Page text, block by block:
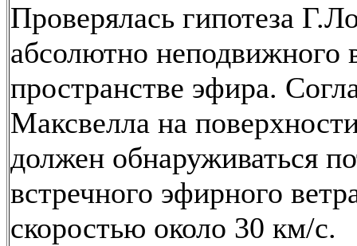
Проверялась гипотеза
абсолютно неподвижного
пространстве эфира.
Максвелла на
должен обнаруживаться
встречного эфирного
скоростью около 30 км/с.